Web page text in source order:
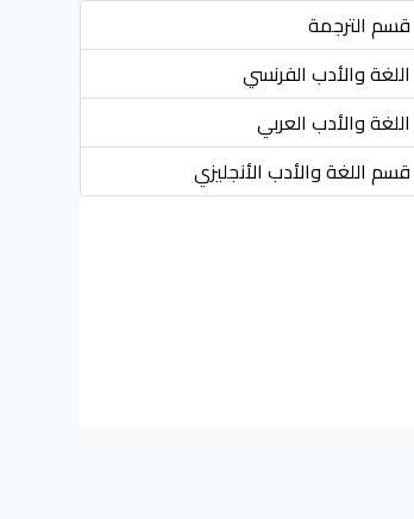
قسم الترجمة
اللغة والأدب الفرنسي
اللغة والأدب العربي
قسم اللغة والأدب الأنجليزي